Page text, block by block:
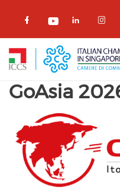
Check our
Check our
Check
GoAsia